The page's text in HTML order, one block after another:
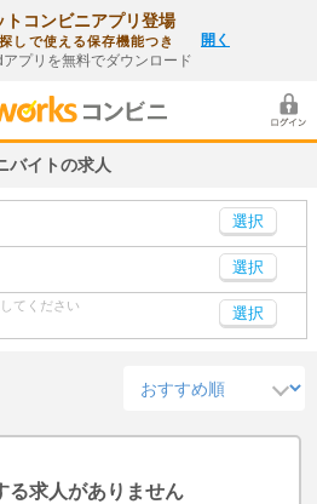
トコンビニアプリ登場
しで使える保存機能つき
プリを無料でダウンロード
開く
バイトの求人
選択
てください 選択
る求人がありません